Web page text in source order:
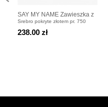
SAY MY NAME Zawieszka z
literką pozłacaną
Srebro pokryte złotem pr. 750
238.00 zł